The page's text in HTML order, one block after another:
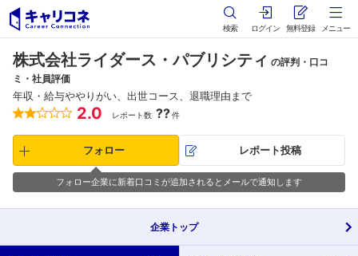
検索 ログイン 無料登録 メニュー
株式会社ライダース・パブリシティ の評判・口コ
ミ・社員評価
年収・給与ややりがい、出世コース、退職理由まで
2.0 レポート数 ??件
フォロー レポート投稿
フォロー企業に新着口コミが追加されるとメールで通知します
企業 トップ